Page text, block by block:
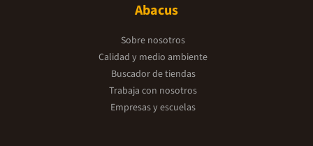
Abacus
Sobre nosotros
Calidad y medio ambiente
Buscador de tiendas
Trabaja con nosotros
Empresas y escuelas